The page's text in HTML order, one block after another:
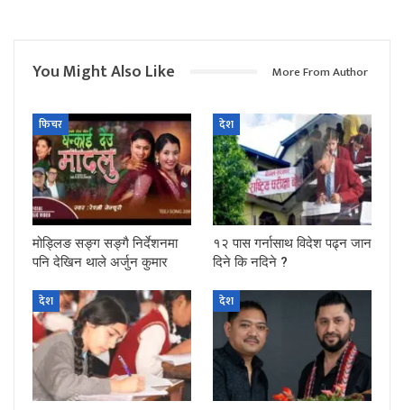
You Might Also Like More From Author
फिचर
मोड्लिङ सङ्ग सङ्गै निर्देशनमा
पनि देखिन थाले अर्जुन कुमार
देश
१२ पास गर्नासाथ विदेश पढ्न जान
दिने कि नदिने ?
देश देश